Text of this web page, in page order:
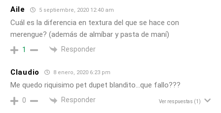
Aile 5 septiembre, 2020 12:40 am
Cuál es la diferencia en textura del que se hace con
merengue? (además de almíbar y pasta de maní)
1 Responder
Claudio 8 enero, 2020 6:23 pm
Me quedo riquisimo pet dupet blandito…que fallo???
0 Responder Ver respuestas (1)